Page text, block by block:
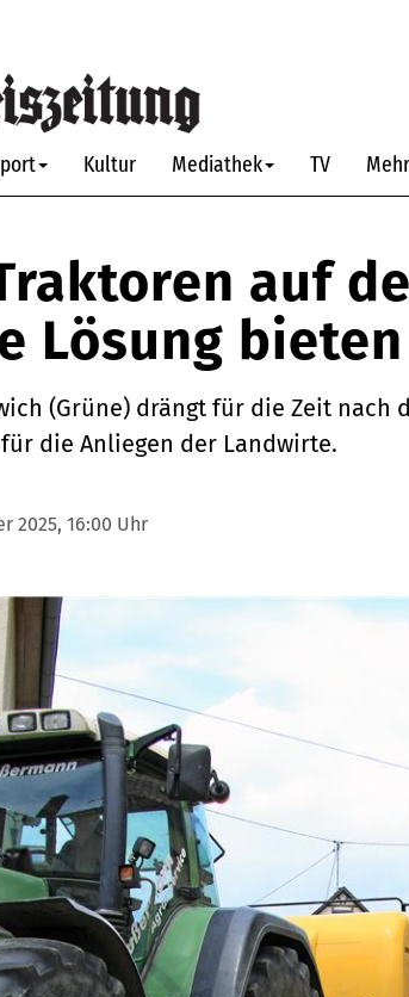
Kultur Mediathek TV Mehr
auf
Lösung bieten
(Grüne) drängt für die Zeit nach
die Anliegen der Landwirte.
2025, 16:00 Uhr